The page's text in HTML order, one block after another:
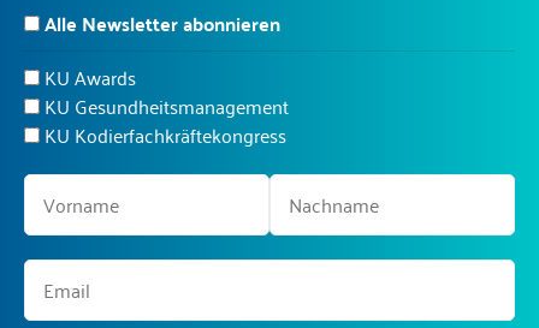
Alle Newsletter abonnieren
KU Awards
KU Gesundheitsmanagement
KU Kodierfachkräftekongress